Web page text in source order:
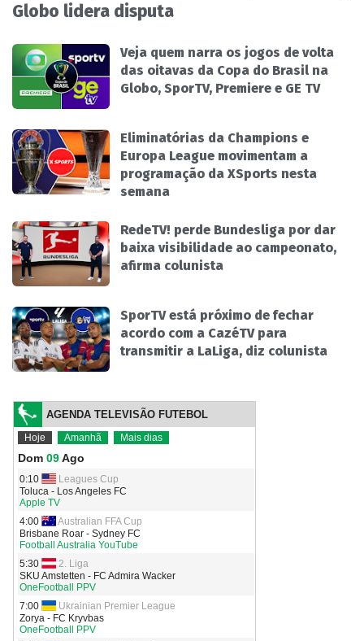
Globo lidera disputa
Veja quem narra os jogos de volta
das oitavas da Copa do Brasil na
Globo, SporTV, Premiere e GE TV
Eliminatórias da Champions e
Europa League movimentam a
programação da XSports nesta
semana
RedeTV! perde Bundesliga por dar
baixa visibilidade ao campeonato,
afirma colunista
SporTV está próximo de fechar
acordo com a CazéTV para
transmitir a LaLiga, diz colunista